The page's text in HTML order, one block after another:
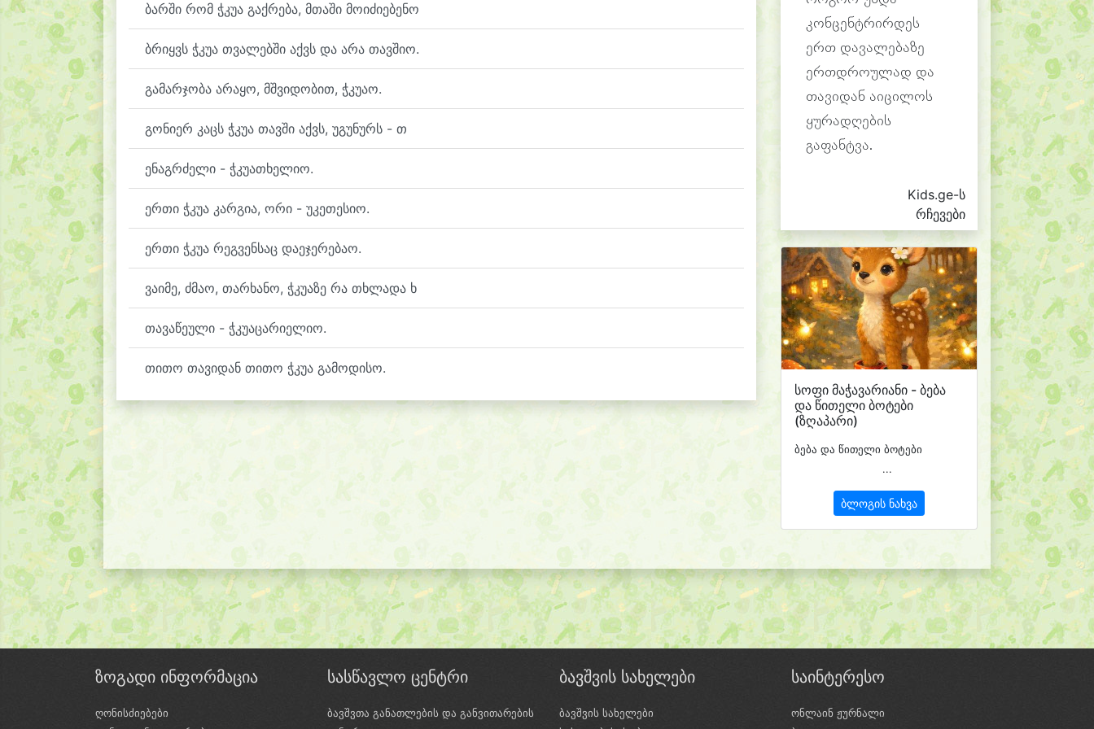
ბარში რომ ჭკუა გაქრება, მთაში მოიძიებენო
ბრიყვს ჭკუა თვალებში აქვს და არა თავშიო.
გამარჯობა არაყო, მშვიდობით, ჭკუაო.
გონიერ კაცს ჭკუა თავში აქვს, უგუნურს - თ
ენაგრძელი - ჭკუათხელიო.
ერთი ჭკუა კარგია, ორი - უკეთესიო.
ერთი ჭკუა რეგვენსაც დაეჯერებაო.
ვაიმე, ძმაო, თარხანო, ჭკუაზე რა თხლადა ხ
თავაწეული - ჭკუაცარიელიო.
თითო თავიდან თითო ჭკუა გამოდისო.
კონცენტრირდეს
ერთ დავალებაზე
ერთდროულად და
თავიდან აიცილოს
ყურადღების
გაფანტვა.
Kids.ge-ს
რჩევები
სოფი მაჭავარიანი - ბება
და წითელი ბოტები
(ზღაპარი)
ბება და წითელი ბოტები
...
ბლოგის ნახვა
ზოგადი ინფორმაცია
ღონისძიებები
სასწავლო ცენტრი
ბავშვთა განათლების და განვითარების
ბავშვის სახელები
ბავშვის სახელები
საინტერესო
ონლაინ ჟურნალი